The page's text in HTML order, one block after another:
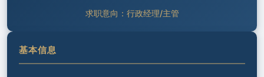
求职意向：行政经理/主管
基本信息